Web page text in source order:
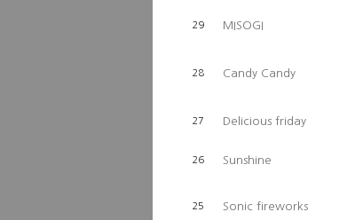
29 MISOGI
28 Candy Candy
27 Delicious friday
26 Sunshine
25 Sonic fireworks